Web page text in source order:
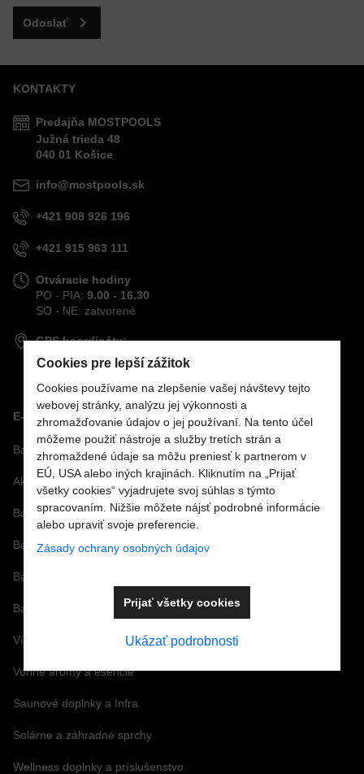
Odoslať
KONTAKTY
Predajňa MOSTPOOLS
Južná trieda 48
040 01 Košice
info@mostpools.sk
+421 908 926 196
+421 915 963 111
Otváracie hodiny
PO - PIA: 9.00 - 16.30
SO - NE: zatvorené
GPS koordináty:
48,70694°S
21,26198°V
E-SHOP
Bazénová technológia
Akcie
Bazénové sety
Bazénové fólie
Bazénové príslušenstvo
Bazénová chémia a vírivková chémia
Vírivky a príslušenstvo
Vonné arómy a esencie
Saunové doplnky a Infra
Solárne a záhradné sprchy
Wellness doplnky a príslušenstvo
Cookies pre lepší zážitok
Cookies používame na zlepšenie vašej návštevy tejto
webovej stránky, analýzu jej výkonnosti a
zhromažďovanie údajov o jej používaní. Na tento účel
môžeme použiť nástroje a služby tretích strán a
zhromaždené údaje sa môžu preniesť k partnerom v
EÚ, USA alebo iných krajinách. Kliknutím na „Prijať
všetky cookies“ vyjadrujete svoj súhlas s týmto
spracovaním. Nižšie môžete nájsť podrobné informácie
alebo upraviť svoje preferencie.
Zásady ochrany osobných údajov
Ukázať podrobnosti
Prijať všetky cookies